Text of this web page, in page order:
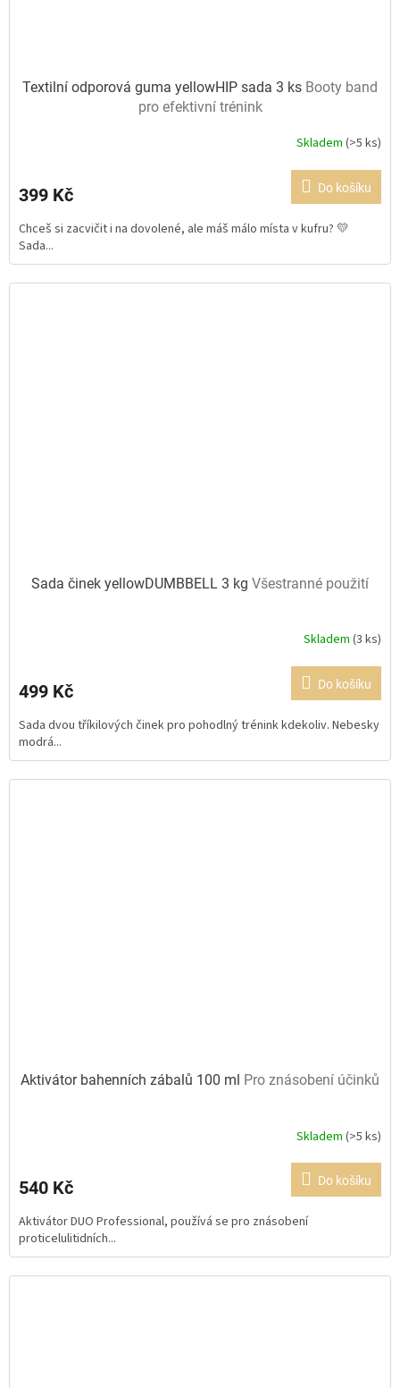
Textilní odporová guma yellowHIP sada 3 ks Booty band
pro efektivní trénink
je
z
5
hvězdiček.
Skladem(>5 ks)
399 Kč Do košíku
Chceš si zacvičit i na dovolené, ale máš málo místa v kufru? 💛
Sada...
Sada činek yellowDUMBBELL 3 kg Všestranné použití
je
z
5
hvězdiček.
Skladem(3 ks)
499 Kč Do košíku
Sada dvou tříkilových činek pro pohodlný trénink kdekoliv. Nebesky
modrá...
Aktivátor bahenních zábalů 100 ml Pro znásobení účinků
je
z
5
hvězdiček.
Skladem(>5 ks)
540 Kč Do košíku
Aktivátor DUO Professional, používá se pro znásobení
proticelulitidních...